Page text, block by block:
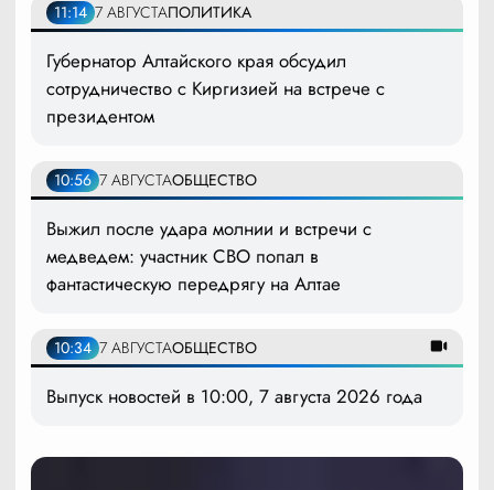
11:14 7 АВГУСТАПОЛИТИКА
Губернатор Алтайского края обсудил
сотрудничество с Киргизией на встрече с
президентом
10:56 7 АВГУСТАОБЩЕСТВО
Выжил после удара молнии и встречи с
медведем: участник СВО попал в
фантастическую передрягу на Алтае
10:34 7 АВГУСТАОБЩЕСТВО
Выпуск новостей в 10:00, 7 августа 2026 года